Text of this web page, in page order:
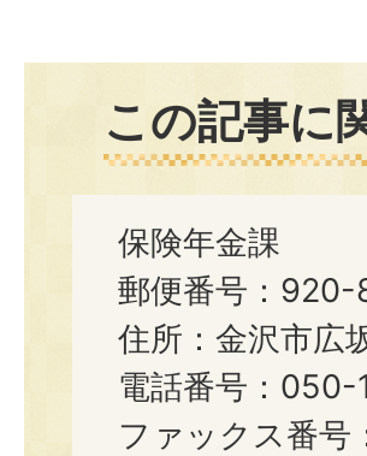
この記事に
保険年金課
郵便番号：920-
住所：金沢市広
電話番号：
ファックス番